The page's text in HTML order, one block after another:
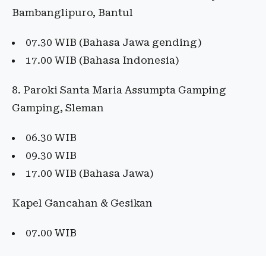
Bambanglipuro, Bantul
07.30 WIB (Bahasa Jawa gending)
17.00 WIB (Bahasa Indonesia)
8. Paroki Santa Maria Assumpta Gamping
Gamping, Sleman
06.30 WIB
09.30 WIB
17.00 WIB (Bahasa Jawa)
Kapel Gancahan & Gesikan
07.00 WIB